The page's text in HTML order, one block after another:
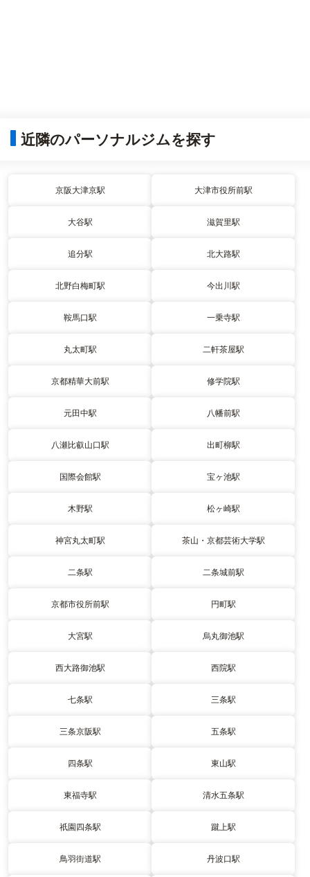
近隣のパーソナルジムを探す
京阪大津京駅 大津市役所前駅
大谷駅 滋賀里駅
追分駅 北大路駅
北野白梅町駅 今出川駅
鞍馬口駅 一乗寺駅
丸太町駅 二軒茶屋駅
京都精華大前駅 修学院駅
元田中駅 八幡前駅
八瀬比叡山口駅 出町柳駅
国際会館駅 宝ヶ池駅
木野駅 松ヶ崎駅
神宮丸太町駅 茶山・京都芸術大学駅
二条駅 二条城前駅
京都市役所前駅 円町駅
大宮駅 烏丸御池駅
西大路御池駅 西院駅
七条駅 三条駅
三条京阪駅 五条駅
四条駅 東山駅
東福寺駅 清水五条駅
祇園四条駅 蹴上駅
鳥羽街道駅 丹波口駅